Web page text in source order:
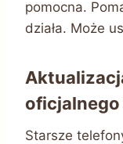
pomocna.
działa. Może
Starsze